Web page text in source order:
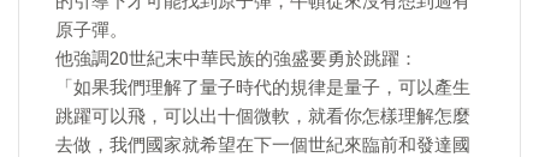
原子彈。
他強調20世紀末中華民族的強盛要勇於跳躍：
​「如果我們理解了量子時代的規律是量子，可以產生
跳躍可以飛，可以出十個微軟，就看你怎樣理解怎麼
去做，我們國家就希望在下一個世紀來臨前和發達國